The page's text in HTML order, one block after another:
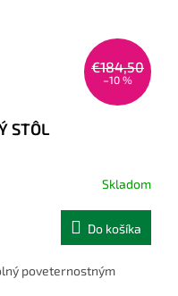
€184,50
–10 %
STÔL
Skladom
Do košíka
poveternostným